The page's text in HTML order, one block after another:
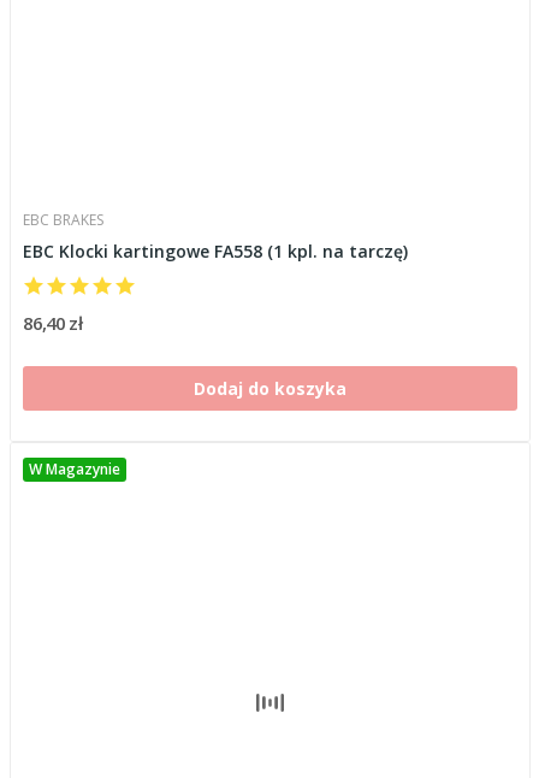
EBC BRAKES
EBC Klocki kartingowe FA558 (1 kpl. na tarczę)
86,40 zł
Dodaj do koszyka
W Magazynie